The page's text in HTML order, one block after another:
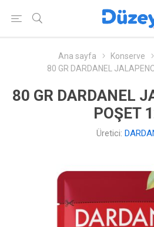
Ana sayfa Konserve
80 GR DARDANEL
80 GR DARDANEL
POŞET
Üretici: